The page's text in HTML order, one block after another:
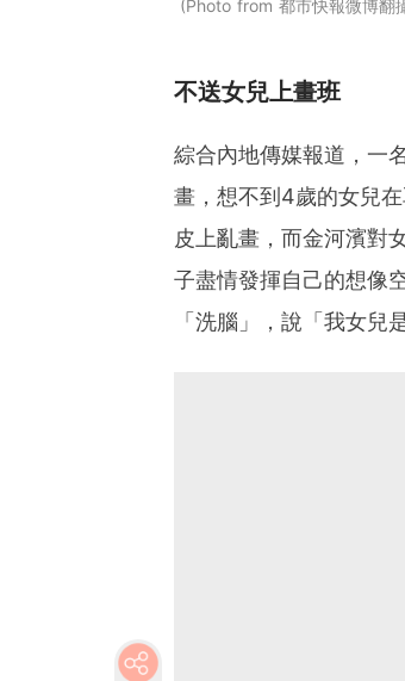
Photo from 都市快報微博翻
不送女兒上畫班
綜合內地傳媒報道，一
畫，想不到4歲的女兒
皮上亂畫，而金河濱對
子盡情發揮自己的想像
「洗腦」，說「我女兒